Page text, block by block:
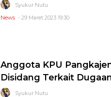
Syukur Nutu
News - 29 Maret 2023 19:30
Anggota KPU
Disidang Terkait
Syukur Nutu